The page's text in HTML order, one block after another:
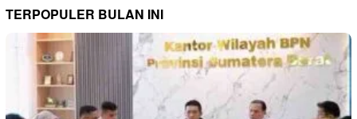
TERPOPULER BULAN INI